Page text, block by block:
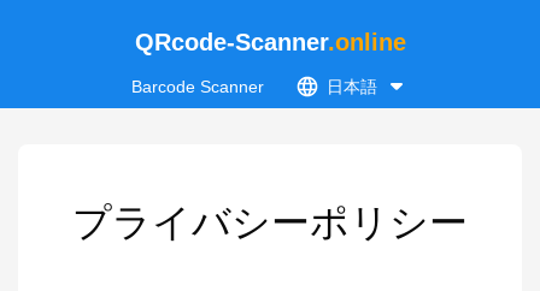
QRcode-Scanner.online
Barcode Scanner 日本語
プライバシーポリシー